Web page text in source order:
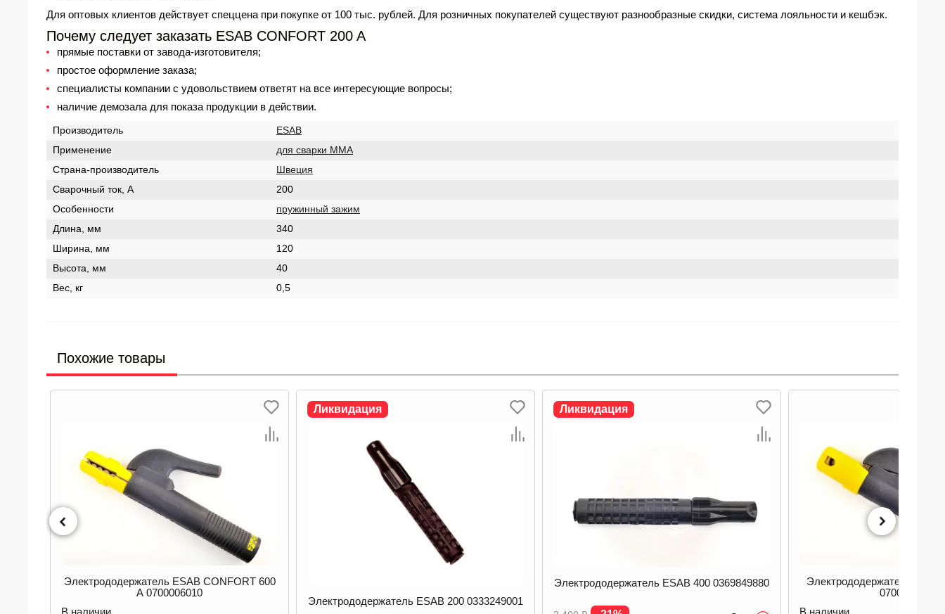
Для оптовых клиентов действует спеццена при покупке от 100 тыс. рублей. Для розничных покупателей существуют разнообразные скидки, система лояльности и кешбэк.
Почему следует заказать ESAB CONFORT 200 A
прямые поставки от завода-изготовителя;
простое оформление заказа;
специалисты компании с удовольствием ответят на все интересующие вопросы;
наличие демозала для показа продукции в действии.
Производитель
ESAB
Применение
для сварки MMA
Страна-производитель
Швеция
Сварочный ток, А
200
Особенности
пружинный зажим
Длина, мм
340
Ширина, мм
120
Высота, мм
40
Вес, кг
0,5
Похожие товары
Электрододержатель ESAB CONFORT 600
А 0700006010
Ликвидация
Электрододержатель ESAB 200 0333249001
Ликвидация
Электрододержатель ESAB 400 0369849880
Электрододержатель
0700006006